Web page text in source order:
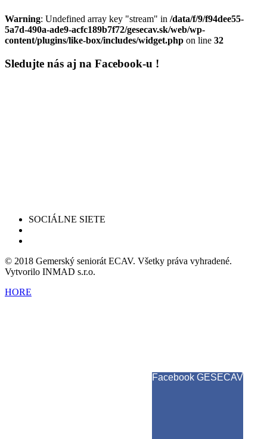
Warning: Undefined array key "stream" in /data/f/9/f94dee55-
5a7d-490a-ade9-acfc189b7f72/gesecav.sk/web/wp-
content/plugins/like-box/includes/widget.php on line 32
Sledujte nás aj na Facebook-u !
SOCIÁLNE SIETE
© 2018 Gemerský seniorát ECAV. Všetky práva vyhradené.
Vytvorilo INMAD s.r.o.
HORE
Facebook GESECAV